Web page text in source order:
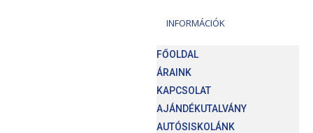
INFORMÁCIÓK
FŐOLDAL
ÁRAINK
KAPCSOLAT
AJÁNDÉKUTALVÁNY
AUTÓSISKOLÁNK